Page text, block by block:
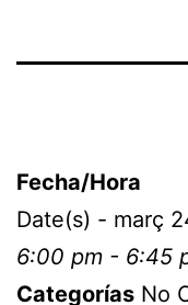
Fecha/Hora
Date(s) - març
6:00 pm - 6:45
Categorías No